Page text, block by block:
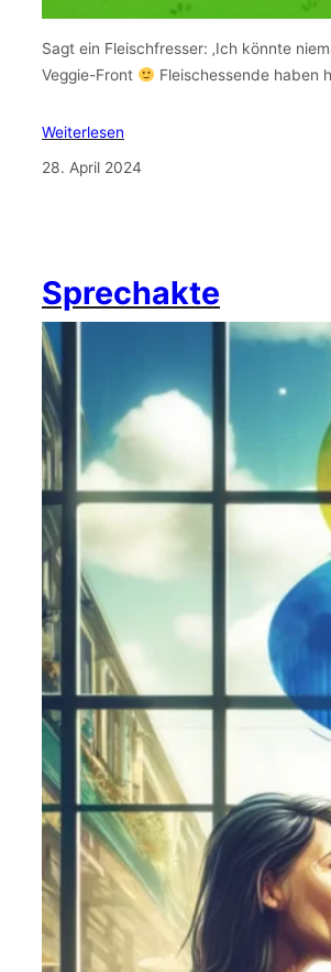
Sagt ein Fleischfresser: ‚Ich könnte
Veggie-Front
Fleischessende haben
Weiterlesen
28. April 2024
Sprechakte